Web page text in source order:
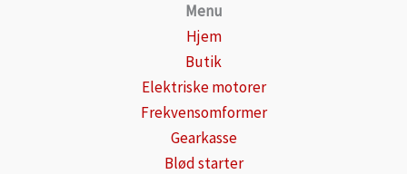
Menu
Hjem
Butik
Elektriske motorer
Frekvensomformer
Gearkasse
Blød starter